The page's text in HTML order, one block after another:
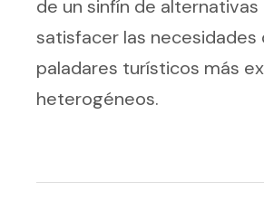
de un sinfín de alternativas
satisfacer las necesidades
paladares turísticos más
heterogéneos.